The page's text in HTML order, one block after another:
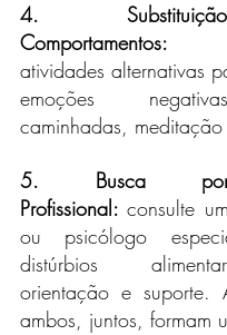
4.
Comportamentos:
atividades alternativas
emoções
caminhadas,
5. Busca
Profissional: consulte
ou psicólogo
distúrbios
orientação e suporte.
ambos, juntos, formam